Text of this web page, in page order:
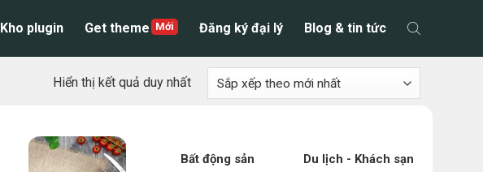
Kho plugin Get theme Đăng ký đại lý Blog & tin tức
Hiển thị kết quả duy nhất
Bất động sản Du lịch - Khách sạn